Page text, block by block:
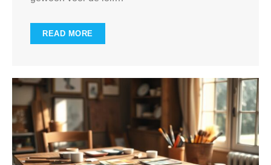
READ MORE